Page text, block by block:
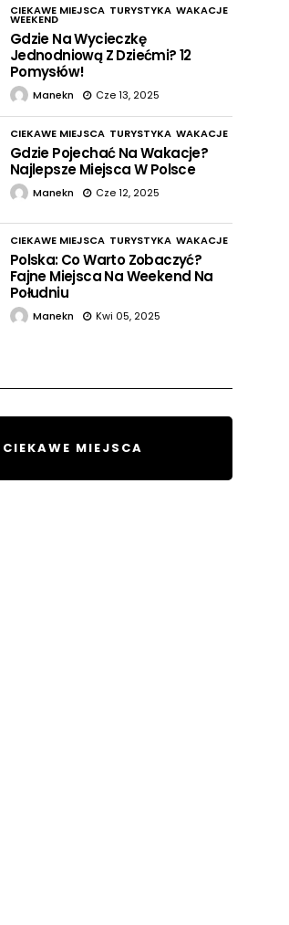
CIEKAWE MIEJSCA TURYSTYKA WAKACJE
WEEKEND
Gdzie Na Wycieczkę
Jednodniową Z Dziećmi? 12
Pomysłów!
Manekn Cze 13, 2025
CIEKAWE MIEJSCA TURYSTYKA WAKACJE
Gdzie Pojechać Na Wakacje?
Najlepsze Miejsca W Polsce
Manekn Cze 12, 2025
CIEKAWE MIEJSCA TURYSTYKA WAKACJE
Polska: Co Warto Zobaczyć?
Fajne Miejsca Na Weekend Na
Południu
Manekn Kwi 05, 2025
CIEKAWE MIEJSCA